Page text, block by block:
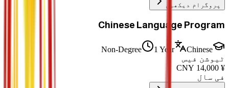
پروگرام دیکھیں
Chinese Language Program
Non-Degree 1 Year
Chinese
ٹیوشن فیس
¥
14,000
فی سال